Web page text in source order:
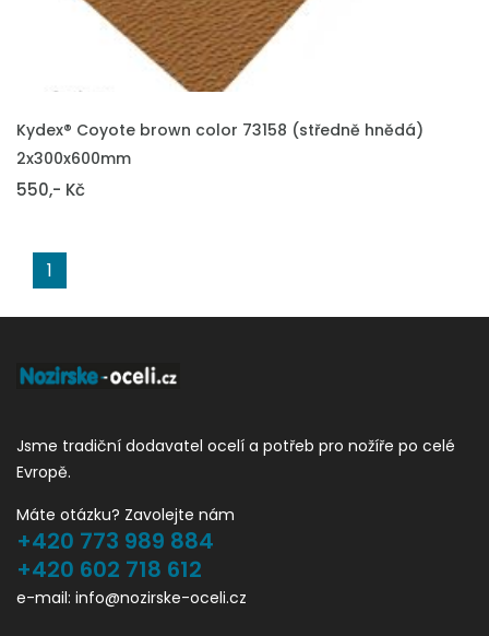
VLOŽIT DO KOŠÍKU
Kydex® Coyote brown color 73158 (středně hnědá)
2x300x600mm
550,- Kč
1
Jsme tradiční dodavatel ocelí a potřeb pro nožíře po celé
Evropě.
Máte otázku? Zavolejte nám
+420 773 989 884
+420 602 718 612
e-mail: info@nozirske-oceli.cz